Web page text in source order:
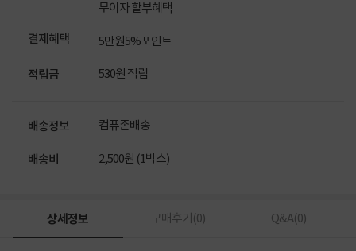
무이자 할부혜택
결제혜택 5만원5%포인트
적립금 530원 적립
배송정보 컴퓨존배송
배송비 2,500원 (1박스)
상세정보 구매후기(0) Q&A(0)